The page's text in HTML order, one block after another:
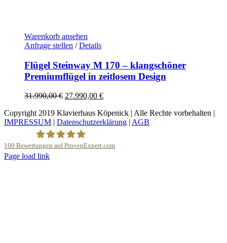
Warenkorb ansehen
Anfrage stellen / Details
Flügel Steinway M 170 – klangschöner
Premiumflügel in zeitlosem Design
31.990,00€ Ursprünglicher
war:
31.990,00 €
27.990,00 €Aktueller
ist:
27.990,00 €.
Copyright 2019 Klavierhaus Köpenick | Alle Rechte vorbehalten |
IMPRESSUM | Datenschutzerklärung | AGB
100 Bewertungen auf ProvenExpert.com
YouTube
Page load link